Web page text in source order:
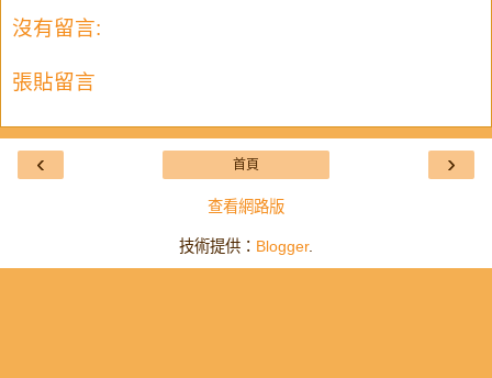
沒有留言:
張貼留言
‹ ›
首頁
查看網路版
技術提供： Blogger.